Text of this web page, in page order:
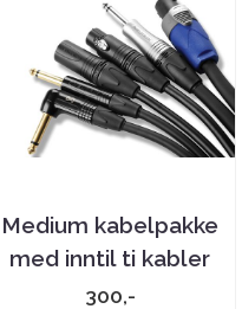
Medium kabelpakke
med inntil ti kabler
300,-